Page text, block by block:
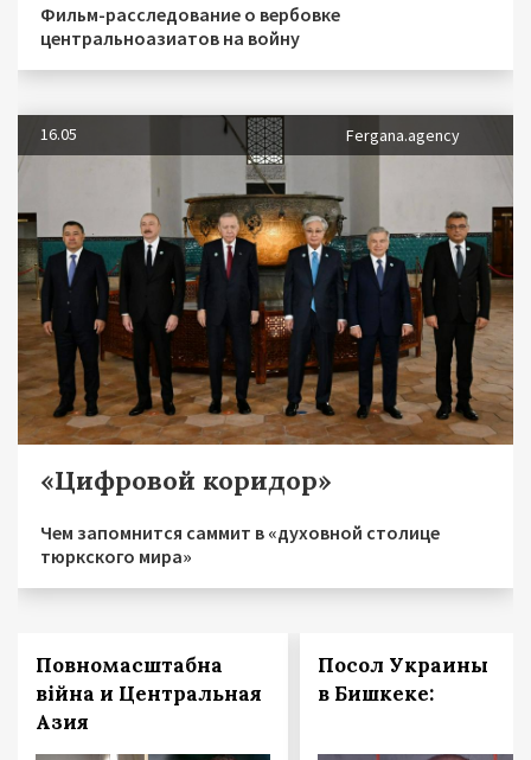
Фильм-расследование о вербовке
центральноазиатов на войну
16.05 Fergana.agency
«Цифровой коридор»
Чем запомнится саммит в «духовной столице
тюркского мира»
Повномасштабна
війна и Центральная
Азия
Посол Украины
в Бишкеке: